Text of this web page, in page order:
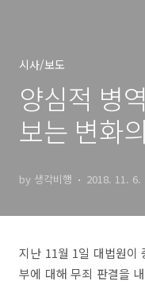
시사/보도
양심적 병
보는 변화
by 생각비행 2018. 11. 6.
지난 11월 1일 대법원이
부에 대해 무죄 판결을